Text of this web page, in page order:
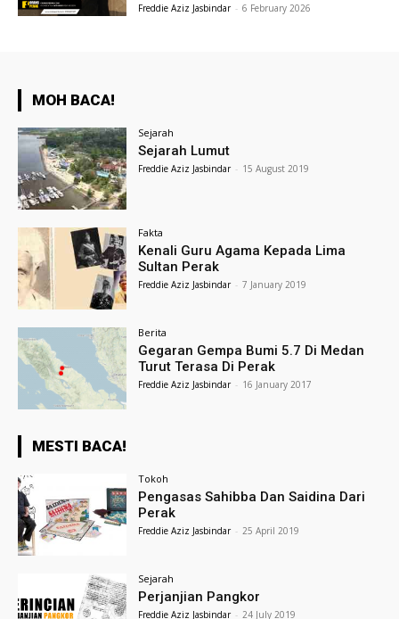
Freddie Aziz Jasbindar - 6 February 2026
MOH BACA!
Sejarah
Sejarah Lumut
Freddie Aziz Jasbindar - 15 August 2019
Fakta
Kenali Guru Agama Kepada Lima
Sultan Perak
Freddie Aziz Jasbindar - 7 January 2019
Berita
Gegaran Gempa Bumi 5.7 Di Medan
Turut Terasa Di Perak
Freddie Aziz Jasbindar - 16 January 2017
MESTI BACA!
Tokoh
Pengasas Sahibba Dan Saidina Dari
Perak
Freddie Aziz Jasbindar - 25 April 2019
Sejarah
Perjanjian Pangkor
Freddie Aziz Jasbindar - 24 July 2019